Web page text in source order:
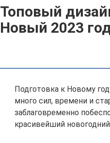
Топовый
Новый 2023
Подготовка к Новому
много сил, времени и
заблаговременно
красивейший